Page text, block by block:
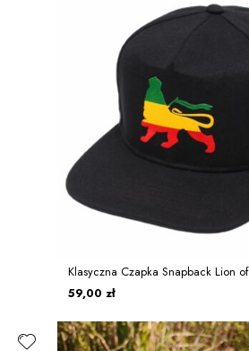
Klasyczna Czapka Snapback Lion
59,00 zł